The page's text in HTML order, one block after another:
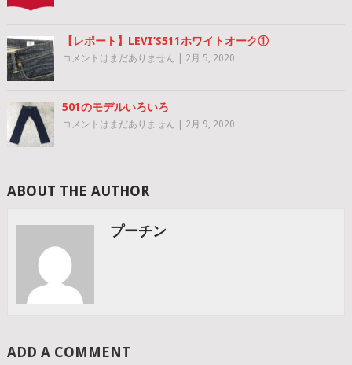
【レポート】LEVI’S511ホワイトオーク①
コメントはまだありません 2月 5, 2020
501のモデルいろいろ
コメントはまだありません 2月 9, 2020
ABOUT THE AUTHOR
プーチン
ADD A COMMENT